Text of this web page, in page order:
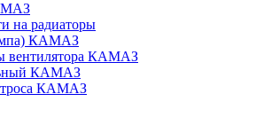
на радиаторы
КАМАЗ
вентилятора КАМАЗ
КАМАЗ
троса КАМАЗ